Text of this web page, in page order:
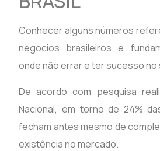
Conhecer alguns números
negócios brasileiros é
onde não errar e ter sucesso no
De acordo com pesquisa
Nacional, em torno de 24%
fecham antes mesmo de
existência no mercado.